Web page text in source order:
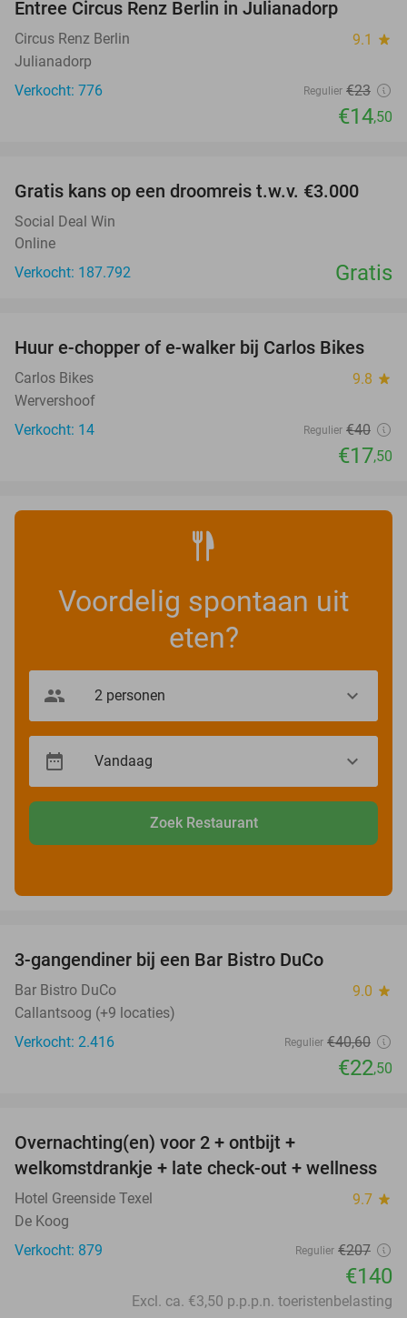
Entree Circus Renz Berlin in Julianadorp
Circus Renz Berlin 9.1 star
Julianadorp
Verkocht: 776
Regulier €23
€14,50
Gratis kans op een droomreis t.w.v. €3.000
Social Deal Win
Online
Verkocht: 187.792
Gratis
56%
TODAY
Huur e-chopper of e-walker bij Carlos Bikes
Carlos Bikes 9.8 star
Wervershoof
Verkocht: 14
Regulier €40
€17,50
Voordelig spontaan uit
eten?
Zoek Restaurant
3-gangendiner bij een Bar Bistro DuCo
Bar Bistro DuCo 9.0 star
Callantsoog (+9 locaties)
Verkocht: 2.416
Regulier €40,60
€22,50
Overnachting(en) voor 2 + ontbijt +
welkomstdrankje + late check-out + wellness
Hotel Greenside Texel 9.7 star
De Koog
Verkocht: 879
Regulier €207
€140
Excl. ca. €3,50 p.p.p.n. toeristenbelasting